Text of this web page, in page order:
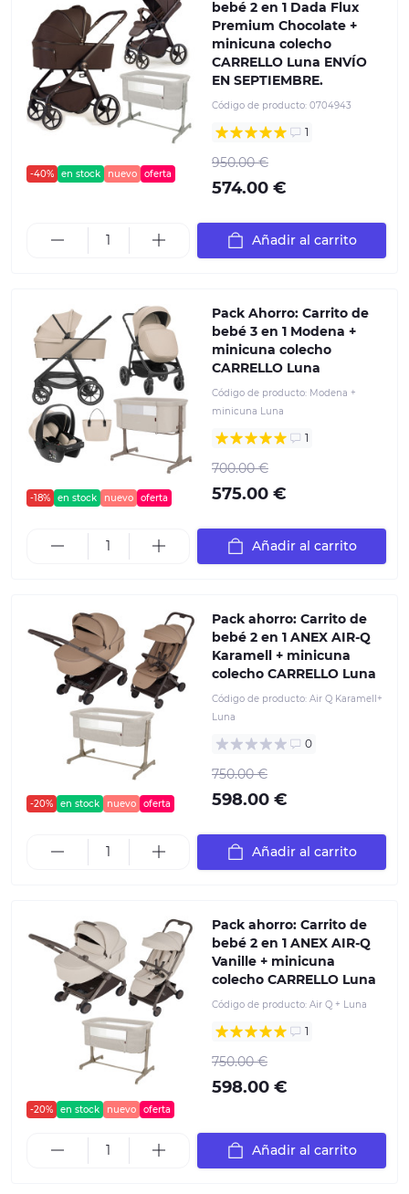
-40% en stock nuevo oferta
bebé 2 en 1 Dada Flux
Premium Chocolate +
minicuna colecho
CARRELLO Luna ENVÍO
EN SEPTIEMBRE.
Código de producto: 0704943
1
950.00 €
574.00 €
Añadir al carrito
-18% en stock nuevo oferta
Pack Ahorro: Carrito de
bebé 3 en 1 Modena +
minicuna colecho
CARRELLO Luna
Código de producto: Modena +
minicuna Luna
1
700.00 €
575.00 €
Añadir al carrito
-20% en stock nuevo oferta
Pack ahorro: Carrito de
bebé 2 en 1 ANEX AIR-Q
Karamell + minicuna
colecho CARRELLO Luna
Código de producto: Air Q Karamell+
Luna
0
750.00 €
598.00 €
Añadir al carrito
-20% en stock nuevo oferta
Pack ahorro: Carrito de
bebé 2 en 1 ANEX AIR-Q
Vanille + minicuna
colecho CARRELLO Luna
Código de producto: Air Q + Luna
1
750.00 €
598.00 €
Añadir al carrito